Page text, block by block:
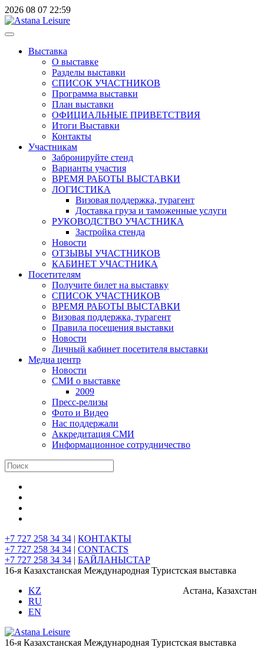
2026 08 07 22:59
Выставка
О выставке
Разделы выставки
СПИСОК УЧАСТНИКОВ
Программа выставки
План выставки
ОФИЦИАЛЬНЫЕ ПРИВЕТСТВИЯ
Итоги Выставки
Контакты
Участникам
Забронируйте стенд
Варианты участия
ВРЕМЯ РАБОТЫ ВЫСТАВКИ
ЛОГИСТИКА
Визовая поддержка, турагент
Доставка груза и таможенные услуги
РУКОВОДСТВО УЧАСТНИКА
Застройка стенда
Новости
ОТЗЫВЫ УЧАСТНИКОВ
КАБИНЕТ УЧАСТНИКА
Посетителям
Получите билет на выставку
СПИСОК УЧАСТНИКОВ
ВРЕМЯ РАБОТЫ ВЫСТАВКИ
Визовая поддержка, турагент
Правила посещения выставки
Новости
Личный кабинет посетителя выставки
Медиа центр
Новости
СМИ о выставке
2009
Пресс-релизы
Фото и Видео
Нас поддержали
Аккредитация СМИ
Информационное сотрудничество
+7 727 258 34 34 | КОНТАКТЫ
+7 727 258 34 34 | CONTACTS
+7 727 258 34 34 | БАЙЛАНЫСТАР
16-я Казахстанская Международная Туристская выставка
Астана, Казахстан
KZ
RU
EN
16-я Казахстанская Международная Туристская выставка